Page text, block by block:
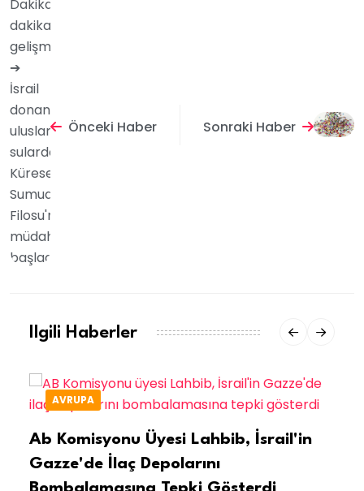
Önceki Haber Sonraki Haber
Ilgili Haberler
AVRUPA
Ab Komisyonu Üyesi Lahbib, İsrail'in
Gazze'de İlaç Depolarını